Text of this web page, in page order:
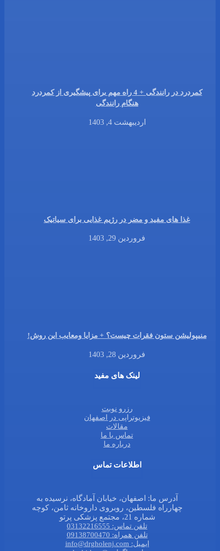
کمردرد در رانندگی + 4 راه مهم برای پیشگیری از کمردرد
هنگام رانندگی
اردیبهشت 4, 1403
غذا های مفید و مضر در رژیم غذایی برای سیاتیک
فروردین 29, 1403
منیپولیشن ستون فقرات چیست؟ + مزایا ومعایب این روش!
فروردین 28, 1403
لینک های مفید
رزرو نوبت
فیزیوتراپی در اصفهان
مقالات
تماس با ما
درباره ما
اطلاعات تماس
آدرس ما: اصفهان، خیابان آمادگاه، نرسیده به
چهارراه فلسطین، روبروی داروخانه ثامن، کوچه
شماره 21، مجتمع پزشکی پرتو
تلفن تماس: 03132216555
تلفن همراه: 09138700470
ایمیل: info@drgholenj.com